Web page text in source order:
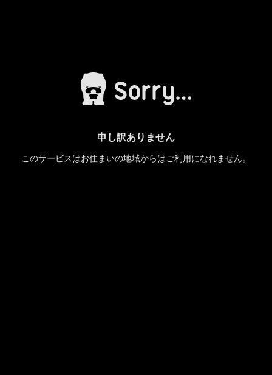
申し訳ありません
このサービスはお住まいの地域からはご利用になれません。